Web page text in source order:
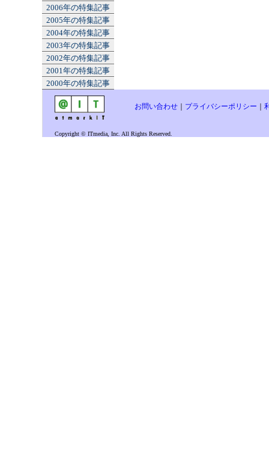
2006年の特集記事
2005年の特集記事
2004年の特集記事
2003年の特集記事
2002年の特集記事
2001年の特集記事
2000年の特集記事
お問い合わせ プライバシーポリシー
Copyright © ITmedia, Inc. All Rights Reserved.